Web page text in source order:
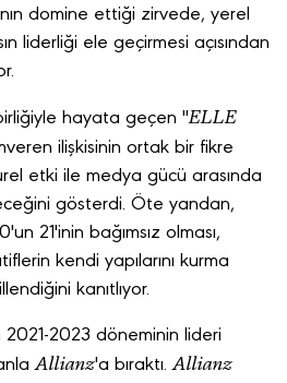
domine ettiği zirvede, yerel
liderliği ele geçirmesi açısından
hayata geçen "ELLE
ilişkisinin ortak bir fikre
etki ile medya gücü arasında
gösterdi. Öte yandan,
21'inin bağımsız olması,
kendi yapılarını kurma
kanıtlıyor.
2023 döneminin lideri
Allianz'a bıraktı.Allianz